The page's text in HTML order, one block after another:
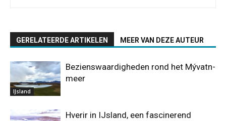
GERELATEERDE ARTIKELEN MEER VAN DEZE AUTEUR
IJsland
Bezienswaardigheden rond het Mývatn-
meer
Hverir in IJsland, een fascinerend